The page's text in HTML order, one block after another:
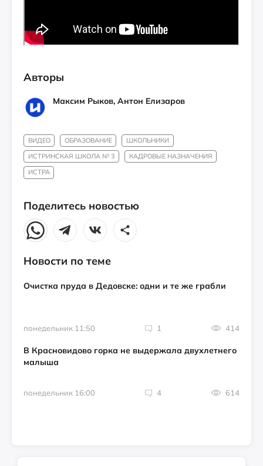
Авторы
Максим Рыков, Антон Елизаров
ВИДЕО ОБРАЗОВАНИЕ
ШКОЛЬНИКИ
ИСТРИНСКАЯ ШКОЛА № 3
КАДРОВЫЕ НАЗНАЧЕНИЯ
ИСТРА
Поделитесь новостью
Новости по теме
Очистка пруда в Дедовске: одни и те же грабли
понедельник 11:50 1 414
В Красновидово горка не выдержала двухлетнего
малыша
понедельник 16:00 4 614